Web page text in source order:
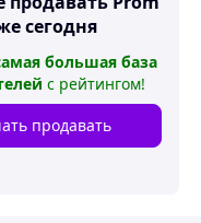
сегодня
большая база
с рейтингом!
продавать